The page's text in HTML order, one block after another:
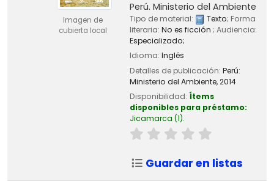
Imagen de
cubierta local
Perú. Ministerio del Ambiente
Tipo de material: Texto; Forma
literaria: No es ficción ; Audiencia:
Especializado;
Idioma: Inglés
Detalles de publicación: Perú:
Ministerio del Ambiente,2014
Disponibilidad: Ítems
disponibles para préstamo:
Jicamarca (1).
Guardar en listas